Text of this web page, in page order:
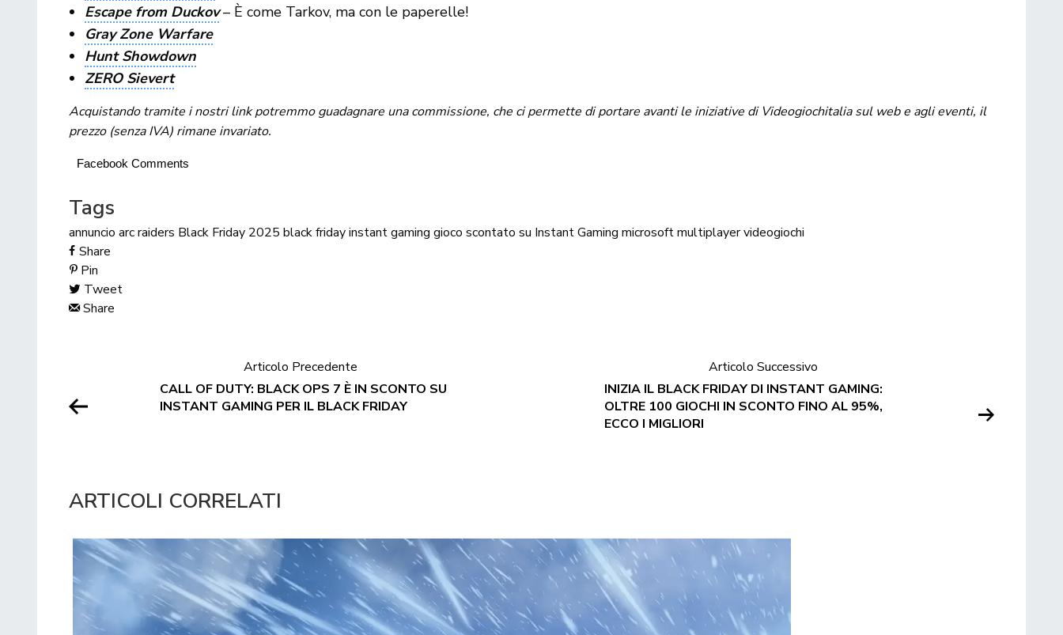
Escape from Duckov– È come Tarkov, ma con le paperelle!
Gray Zone Warfare
Hunt Showdown
ZERO Sievert
Acquistando tramite i nostri link potremmo guadagnare una commissione, che ci permette di portare avanti le iniziative di Videogiochitalia sul web e agli eventi, il
prezzo (senza IVA) rimane invariato.
Facebook Comments
Tags
annuncio arc raiders Black Friday 2025 black friday instant gaming gioco scontato su Instant Gaming microsoftmultiplayervideogiochi
Share
Pin
Tweet
Share
Articolo Precedente
CALL OF DUTY: BLACK OPS 7 È IN SCONTO SU
INSTANT GAMING PER IL BLACK FRIDAY
Articolo Successivo
INIZIA IL BLACK FRIDAY DI INSTANT GAMING:
OLTRE 100 GIOCHI IN SCONTO FINO AL 95%,
ECCO I MIGLIORI
ARTICOLI CORRELATI